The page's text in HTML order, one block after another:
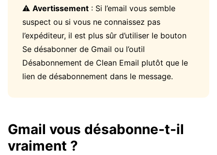
⚠️ Avertissement : Si l’email vous semble
suspect ou si vous ne connaissez pas
l’expéditeur, il est plus sûr d’utiliser le bouton
Se désabonner de Gmail ou l’outil
Désabonnement de Clean Email plutôt que le
lien de désabonnement dans le message.
Gmail vous désabonne-t-il
vraiment ?